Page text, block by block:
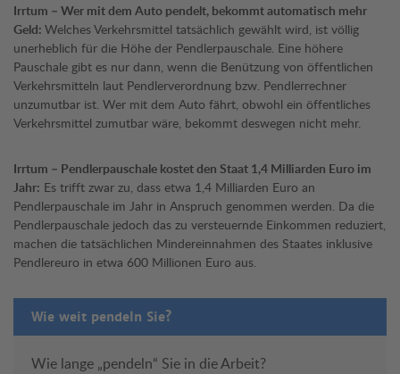
Irrtum – Wer mit dem Auto pendelt, bekommt automatisch mehr
Geld: Welches Verkehrsmittel tatsächlich gewählt wird, ist völlig
unerheblich für die Höhe der Pendlerpauschale. Eine höhere
Pauschale gibt es nur dann, wenn die Benützung von öffentlichen
Verkehrsmitteln laut Pendlerverordnung bzw. Pendlerrechner
unzumutbar ist. Wer mit dem Auto fährt, obwohl ein öffentliches
Verkehrsmittel zumutbar wäre, bekommt deswegen nicht mehr.
Irrtum – Pendlerpauschale kostet den Staat 1,4 Milliarden Euro im
Jahr: Es trifft zwar zu, dass etwa 1,4 Milliarden Euro an
Pendlerpauschale im Jahr in Anspruch genommen werden. Da die
Pendlerpauschale jedoch das zu versteuernde Einkommen reduziert,
machen die tatsächlichen Mindereinnahmen des Staates inklusive
Pendlereuro in etwa 600 Millionen Euro aus.
Wie weit pendeln Sie?
Wie lange „pendeln“ Sie in die Arbeit?